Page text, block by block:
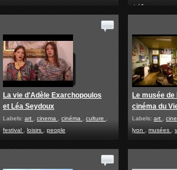
lyon
théâtre
La vie d'Adèle Exarchopoulos
et Léa Seydoux
Labels: art , cinema , cinéma , culture ,
festival , loisirs , people
Le musée
cinéma du
Labels: art ,
lyon , musées ,